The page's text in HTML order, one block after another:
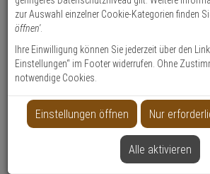
ein,
um
Suche
Fernbedienung für
Produktmerkmale
Datenblatt drucken
Produktinformationen
zzgl. Versandkosten
zur Auswahl einzelner Cookie-Kategorien finden
öffnen'.
Ihre Einwilligung können Sie jederzeit über den
Einstellungen“ im Footer widerrufen. Ohne
notwendige Cookies.
Einstellungen öffnen Nur
Alle aktivieren